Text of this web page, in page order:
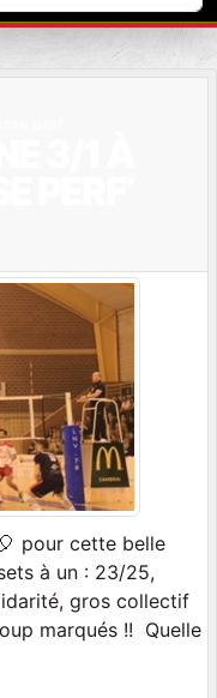
pour cette belle
à un : 23/25,
gros collectif
marqués !! Quelle